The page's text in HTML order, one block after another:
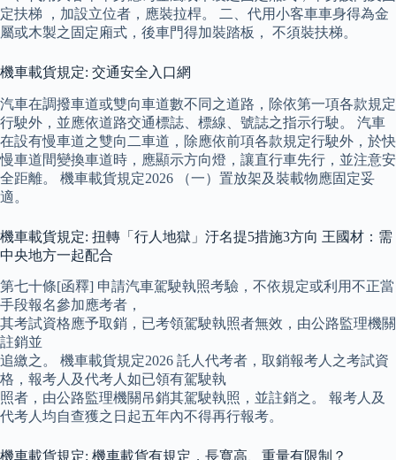
定扶梯 ，加設立位者，應裝拉桿。 二、代用小客車車身得為金
屬或木製之固定廂式，後車門得加裝踏板， 不須裝扶梯。
機車載貨規定: 交通安全入口網
汽車在調撥車道或雙向車道數不同之道路，除依第一項各款規定
行駛外，並應依道路交通標誌、標線、號誌之指示行駛。 汽車
在設有慢車道之雙向二車道，除應依前項各款規定行駛外，於快
慢車道間變換車道時，應顯示方向燈，讓直行車先行，並注意安
全距離。 機車載貨規定2026 （一）置放架及裝載物應固定妥
適。
機車載貨規定: 扭轉「行人地獄」汙名提5措施3方向 王國材：需
中央地方一起配合
第七十條[函釋] 申請汽車駕駛執照考驗，不依規定或利用不正當
手段報名參加應考者，
其考試資格應予取銷，已考領駕駛執照者無效，由公路監理機關
註銷並
追繳之。 機車載貨規定2026 託人代考者，取銷報考人之考試資
格，報考人及代考人如已領有駕駛執
照者，由公路監理機關吊銷其駕駛執照，並註銷之。 報考人及
代考人均自查獲之日起五年內不得再行報考。
機車載貨規定: 機車載貨有規定，長寬高、重量有限制？